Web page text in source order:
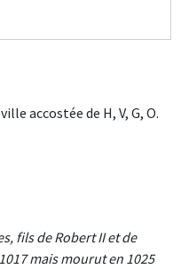
accostée de H, V, G, O.
fils de Robert II et de
mais mourut en 1025